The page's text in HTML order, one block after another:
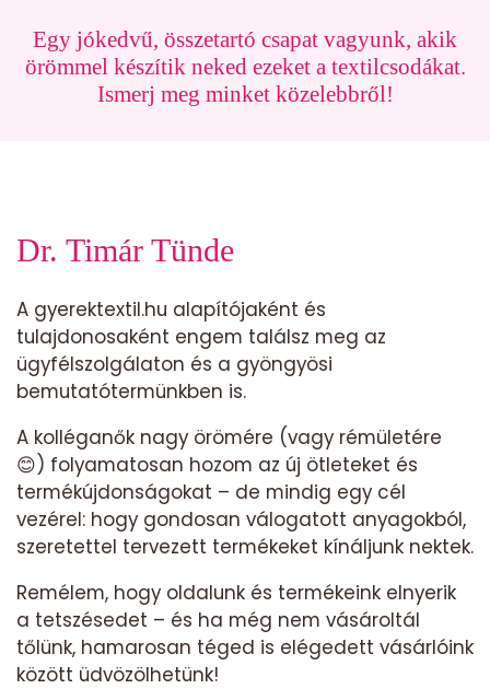
Egy jókedvű, összetartó csapat vagyunk, akik
örömmel készítik neked ezeket a textilcsodákat.
Ismerj meg minket közelebbről!
Dr. Timár Tünde
A gyerektextil.hu alapítójaként és
tulajdonosaként engem találsz meg az
ügyfélszolgálaton és a gyöngyösi
bemutatótermünkben is.
A kolléganők nagy örömére (vagy rémületére
😊) folyamatosan hozom az új ötleteket és
termékújdonságokat – de mindig egy cél
vezérel: hogy gondosan válogatott anyagokból,
szeretettel tervezett termékeket kínáljunk nektek.
Remélem, hogy oldalunk és termékeink elnyerik
a tetszésedet – és ha még nem vásároltál
tőlünk, hamarosan téged is elégedett vásárlóink
között üdvözölhetünk!